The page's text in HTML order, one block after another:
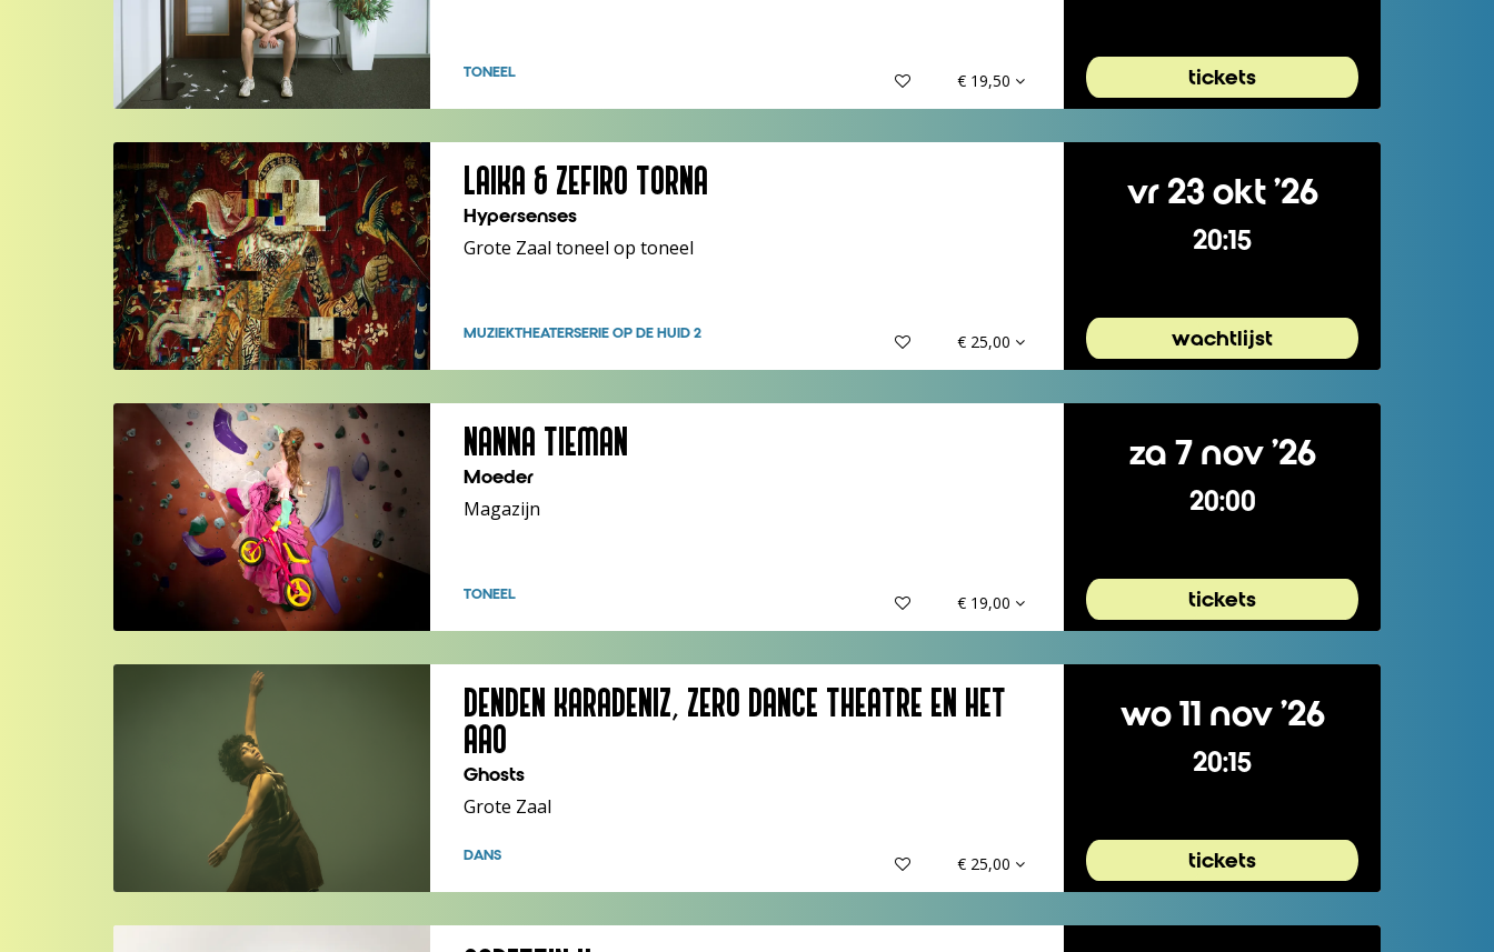
TONEEL € 19,50 tickets
LAIKA & ZEFIRO TORNA
Hypersenses
Grote Zaal toneel op toneel
MUZIEKTHEATERSERIE OP DE HUID 2 € 25,00
vr 23 okt ’26
20:15
wachtlijst
NANNA TIEMAN
Moeder
Magazijn
TONEEL € 19,00
za 7 nov ’26
20:00
tickets
DENDEN KARADENIZ, ZERO DANCE THEATRE EN HET
AAO
Ghosts
Grote Zaal
DANS € 25,00
wo 11 nov ’26
20:15
tickets